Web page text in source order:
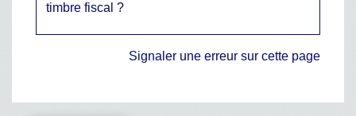
timbre fiscal ?
Signaler une erreur sur cette page